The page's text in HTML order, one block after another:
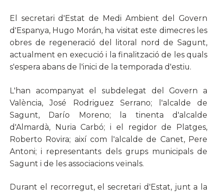
El secretari d'Estat de Medi Ambient del Govern
d'Espanya, Hugo Morán, ha visitat este dimecres les
obres de regeneració del litoral nord de Sagunt,
actualment en execució i la finalització de les quals
s'espera abans de l'inici de la temporada d'estiu.
L'han acompanyat el subdelegat del Govern a
València, José Rodriguez Serrano; l'alcalde de
Sagunt, Darío Moreno; la tinenta d'alcalde
d'Almardà, Nuria Carbó; i el regidor de Platges,
Roberto Rovira; així com l'alcalde de Canet, Pere
Antoni; i representants dels grups municipals de
Sagunt i de les associacions veïnals.
Durant el recorregut, el secretari d'Estat, junt a la